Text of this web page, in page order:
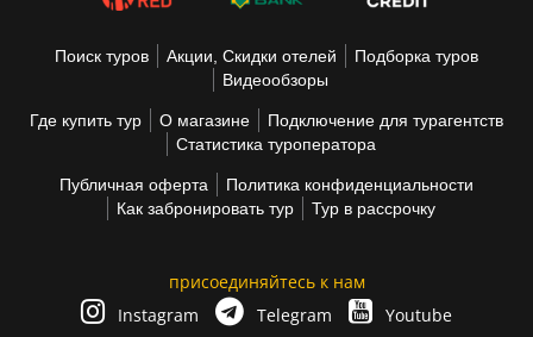
Поиск туров Акции, Скидки отелей
Подборка туров
Видеообзоры
Где купить тур О магазине
Подключение для турагентств
Статистика туроператора
Публичная оферта
Политика конфиденциальности
Как забронировать тур
Тур в рассрочку
присоединяйтесь к нам
Instagram
Telegram Youtube